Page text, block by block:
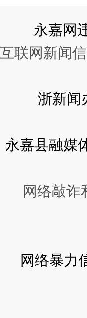
永嘉网
互联网新闻
浙新闻
永嘉县融媒
网络敲诈
网络暴力